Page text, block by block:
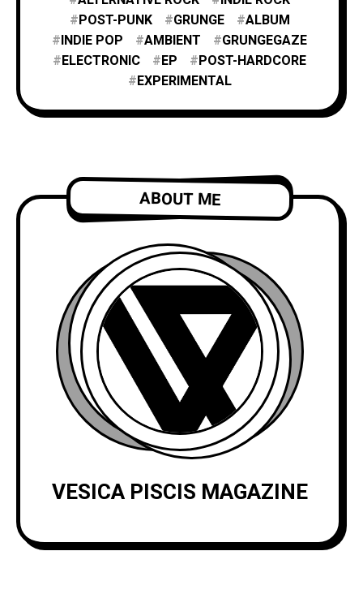
POST-PUNK
GRUNGE
ALBUM
INDIE POP
AMBIENT
GRUNGEGAZE
ELECTRONIC
EP
POST-HARDCORE
EXPERIMENTAL
ABOUT ME
VESICA PISCIS MAGAZINE